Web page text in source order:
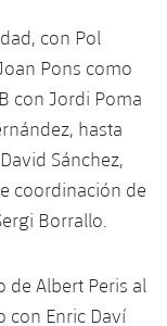
con Pol
Pons como
con Jordi Poma
hasta
Sánchez,
coordinación de
Borrallo.
de Albert Peris al
con Enric Daví